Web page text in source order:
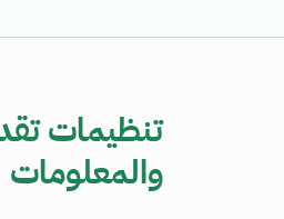
تنظيمات
والمعلومات